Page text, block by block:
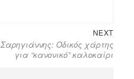
NEXT
Σαρηγιάννης: Οδικός χάρτης
για “κανονικό” καλοκαίρι